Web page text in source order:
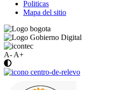
Politicas
Mapa del sitio
A- A+